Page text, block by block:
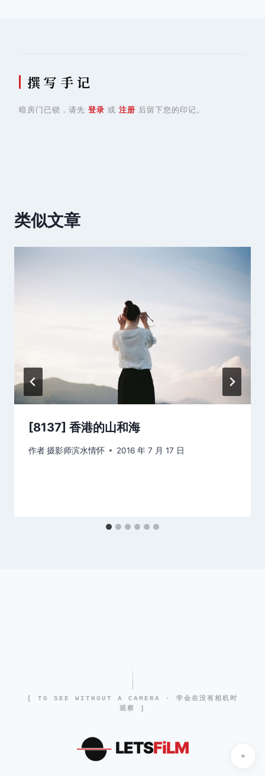
撰 写 手 记
暗房门已锁，请先 登录 或 注册 后留下您的印记。
类似文章
[8137] 香港的山和海
作者摄影师滨水情怀 2016 年 7 月 17 日
[ TO SEE WITHOUT A CAMERA · 学会在没有相机时
观察 ]
LETSFiLM